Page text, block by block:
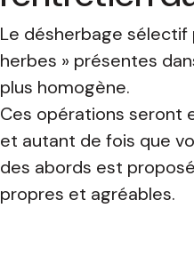
Le désherbage
herbes » présentes
plus homogène.
Ces opérations seront
et autant de fois que
des abords est
propres et agréables.